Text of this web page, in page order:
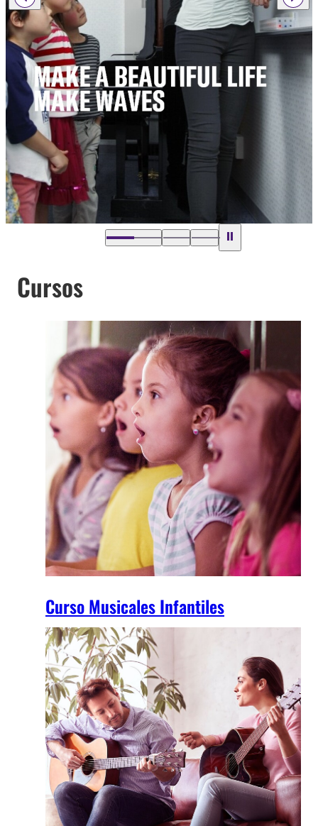
Cursos
Curso Musicales Infantiles